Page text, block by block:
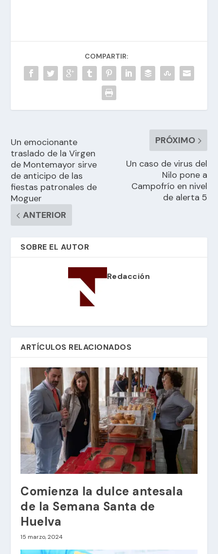
COMPARTIR:
Un emocionante
traslado de la Virgen
de Montemayor sirve
de anticipo de las
fiestas patronales de
Moguer
ANTERIOR
PRÓXIMO
Un caso de virus del
Nilo pone a
Campofrío en nivel
de alerta 5
SOBRE EL AUTOR
Redacción
ARTÍCULOS RELACIONADOS
Comienza la dulce antesala
de la Semana Santa de
Huelva
15 marzo, 2024